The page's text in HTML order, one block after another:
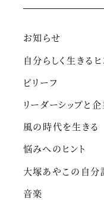
お知らせ
自分らしく生きるヒ
ビリーフ
リーダーシップと
風の時代を生きる
悩みへのヒント
大塚あやこの自分
音楽